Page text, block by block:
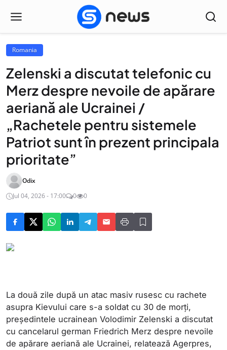
Romania
Zelenski a discutat telefonic cu
Merz despre nevoile de apărare
aeriană ale Ucrainei /
„Rachetele pentru sistemele
Patriot sunt în prezent principala
prioritate”
Odix
Jul 04, 2026 - 17:00
0 0
La două zile după un atac masiv rusesc cu rachete
asupra Kievului care s-a soldat cu 30 de morţi,
preşedintele ucrainean Volodimir Zelenski a discutat
cu cancelarul german Friedrich Merz despre nevoile
de apărare aeriană ale Ucrainei, relatează Agerpres,